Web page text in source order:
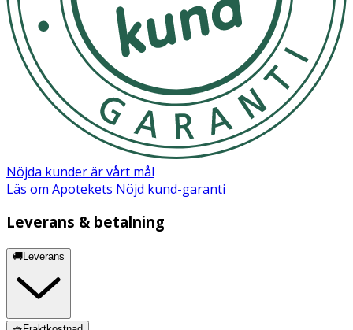
Nöjda kunder är vårt mål
Läs om Apotekets Nöjd kund-garanti
Leverans & betalning
🚚Leverans